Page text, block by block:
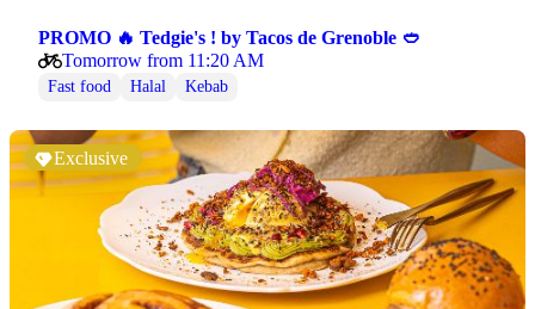
PROMO 🔥 Tedgie's ! by Tacos de Grenoble 🥙
Tomorrow from 11:20 AM
Fast food Halal Kebab
Exclusive